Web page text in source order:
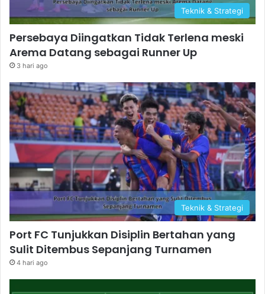
Teknik & Strategi
Persebaya Diingatkan Tidak Terlena meski
Arema Datang sebagai Runner Up
3 hari ago
Teknik & Strategi
Port FC Tunjukkan Disiplin Bertahan yang
Sulit Ditembus Sepanjang Turnamen
4 hari ago